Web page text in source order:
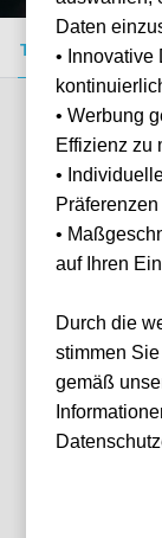
Tickets kaufen
Verfügbare
93:20
Daten
• Innovative
• Werbung
Effizienz zu
•
•
auf Ihren
Durch die
stimmen
gemäß